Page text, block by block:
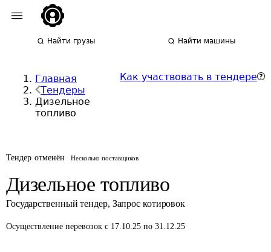
Найти грузы Найти машины
Главная
Тендеры
Дизельное
топливо
Как участвовать в тендере
Тендер отменён Несколько поставщиков
Дизельное топливо
Государственный тендер, Запрос котировок
Осуществление перевозок с 17.10.25 по 31.12.25